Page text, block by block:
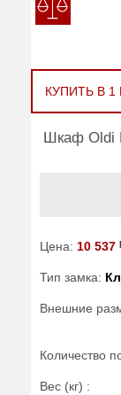
КУПИТЬ В 1
Шкаф
Цена: 10 537
Тип замка:
Внешние
Количество
Вес (кг) :